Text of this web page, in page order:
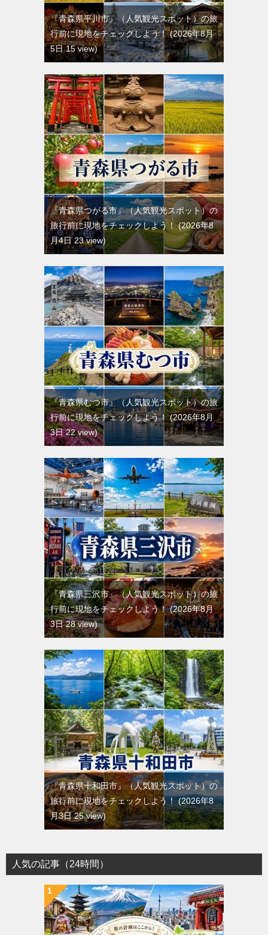
『青森県平川市』（人気観光スポット）の旅
行前に現地をチェックしよう！ 2026年8月
5日 15 view
『青森県つがる市』（人気観光スポット）の
旅行前に現地をチェックしよう！ 2026年8
月4日 23 view
『青森県むつ市』（人気観光スポット）の旅
行前に現地をチェックしよう！ 2026年8月
3日 22 view
『青森県三沢市』（人気観光スポット）の旅
行前に現地をチェックしよう！ 2026年8月
3日 28 view
『青森県十和田市』（人気観光スポット）の
旅行前に現地をチェックしよう！ 2026年8
月3日 25 view
人気の記事（24時間）